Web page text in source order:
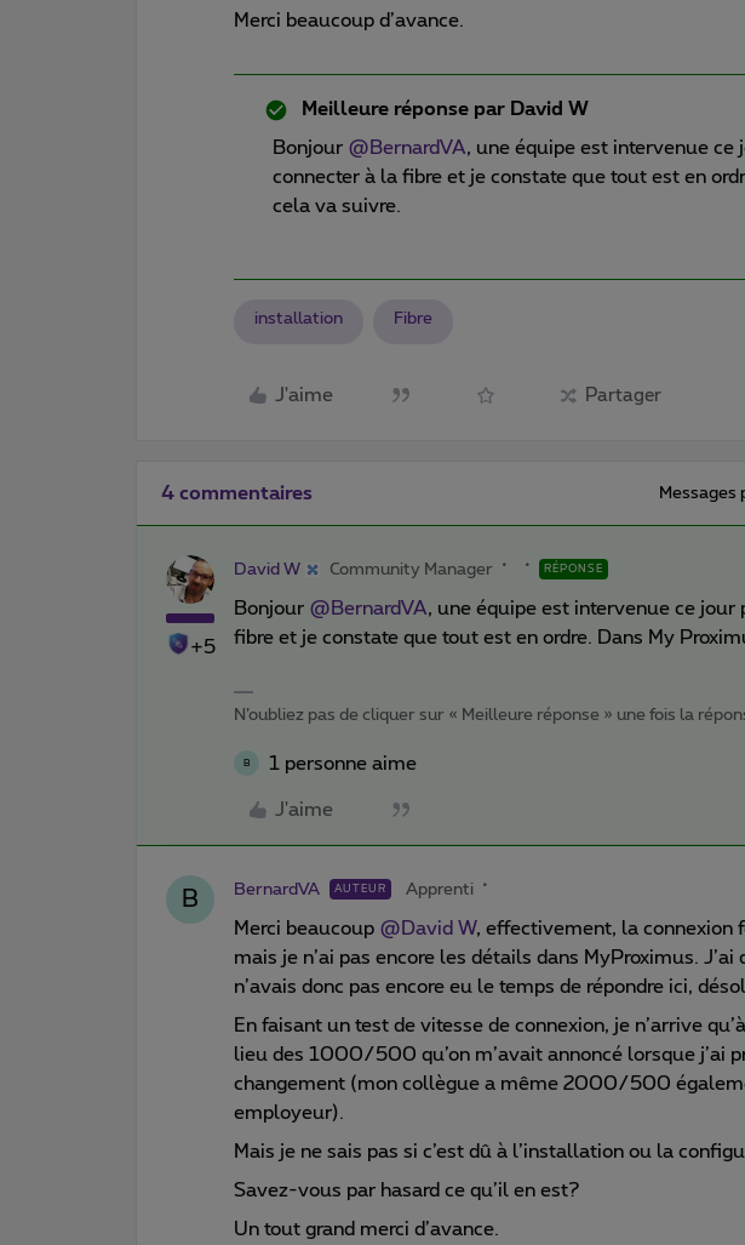
Merci beaucoup d’avance.
Meilleure réponse par David W
Bonjour ​ @BernardVA, une équipe est intervenue ce
connecter à la fibre et je constate que tout est en
cela va suivre.
installation Fibre
J'aime Partager
4 commentaires Messages
+5
David W Community Manager RÉPONSE
Bonjour ​ @BernardVA, une équipe est intervenue ce jour
fibre et je constate que tout est en ordre. Dans My
N’oubliez pas de cliquer sur « Meilleure réponse » une fois la
B 1 personne aime
J'aime
B BernardVA AUTEUR Apprenti
Merci beaucoup ​ @David W, effectivement, la
mais je n’ai pas encore les détails dans MyProximus.
n’avais donc pas encore eu le temps de répondre ici,
En faisant un test de vitesse de connexion, je n’arrive
lieu des 1000/500 qu’on m’avait annoncé lorsque j’ai
changement (mon collègue a même 2000/500
employeur).
Mais je ne sais pas si c’est dû à l’installation ou la
Savez-vous par hasard ce qu’il en est?
Un tout grand merci d’avance.